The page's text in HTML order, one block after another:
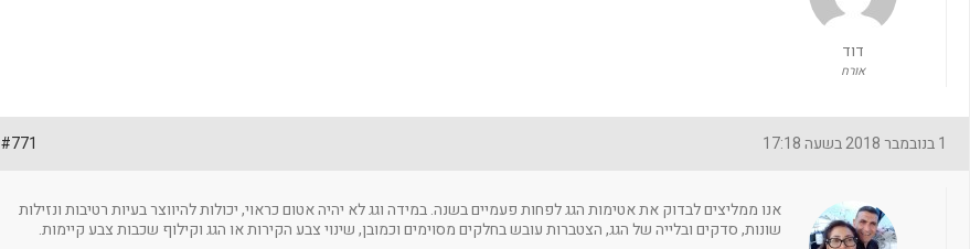
דוד
אורח
1 בנובמבר 2018 בשעה 17:18 #771
אנו ממליצים לבדוק את אטימות הגג לפחות פעמיים בשנה. במידה וגג לא יהיה אטום כראוי, יכולות להיווצר בעיות רטיבות ונזילות
שונות, סדקים ובלייה של הגג, הצטברות עובש בחלקים מסוימים וכמובן, שינוי צבע הקירות או הגג וקילוף שכבות צבע קיימות.